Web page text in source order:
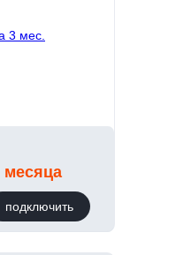
месяца
3 мес.
подключить